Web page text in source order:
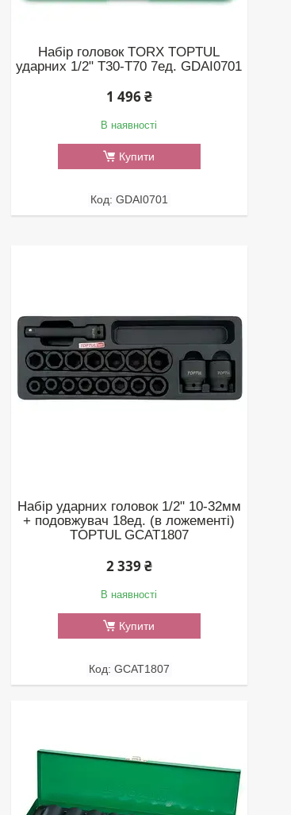
Набір головок TORX TOPTUL
ударних 1/2" Т30-T70 7ед. GDAI0701
1 496 ₴
В наявності
Купити
GDAI0701
Набір ударних головок 1/2" 10-32мм
+ подовжувач 18ед. (в ложементі)
TOPTUL GCAT1807
2 339 ₴
В наявності
Купити
GCAT1807